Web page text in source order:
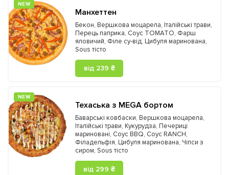
NEW
Манхеттен
Бекон, Вершкова моцарела, Італійські трави,
Перець паприка, Соус TOMATO, Фарш
яловичий, Філе су-від, Цибуля маринована,
Sous тісто
від 239 ₴
NEW
Техаська з MEGA бортом
Баварські ковбаски, Вершкова моцарела,
Італійські трави, Кукурудза, Печериці
мариновані, Соус BBQ, Соус RANCH,
Філадельфія, Цибуля маринована, Чіпси з
сиром, Sous тісто
від 299 ₴